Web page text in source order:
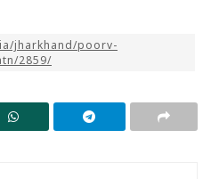
jharkhand/poorv-
2859/